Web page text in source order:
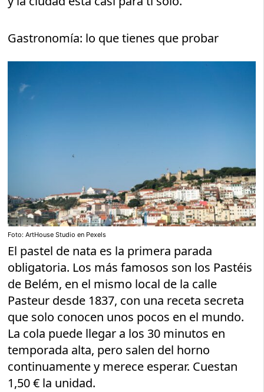
Gastronomía: lo que tienes que probar
Foto: ArtHouse Studio en Pexels
El pastel de nata es la primera parada
obligatoria. Los más famosos son los Pastéis
de Belém, en el mismo local de la calle
Pasteur desde 1837, con una receta secreta
que solo conocen unos pocos en el mundo.
La cola puede llegar a los 30 minutos en
temporada alta, pero salen del horno
continuamente y merece esperar. Cuestan
1,50 € la unidad.